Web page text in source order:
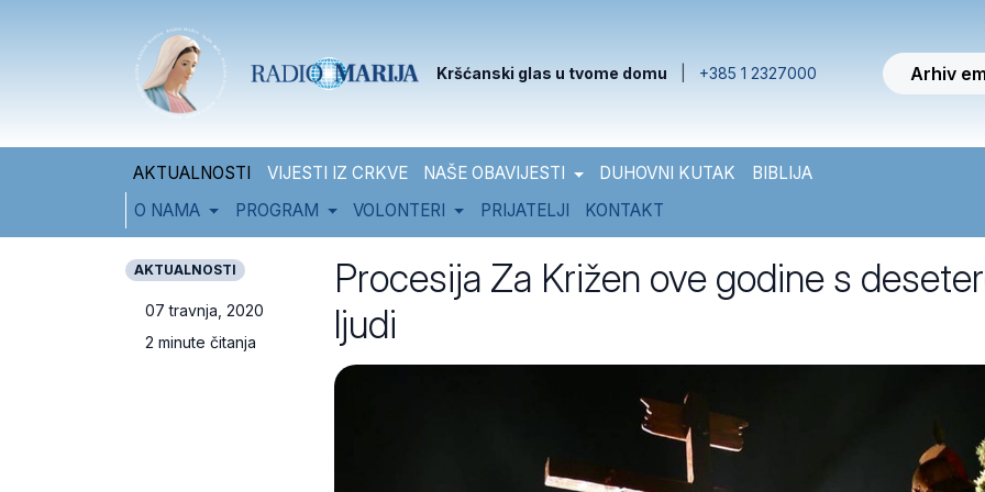
Kršćanski glas u tvome domu +385 1 2327000 Arhiv
AKTUALNOSTI VIJESTI IZ CRKVE NAŠE OBAVIJESTI DUHOVNI KUTAK
BIBLIJA
O NAMA
PROGRAM VOLONTERI PRIJATELJI KONTAKT
AKTUALNOSTI
07 travnja, 2020
2 minute čitanja
Procesija Za Križen ove godine s
ljudi